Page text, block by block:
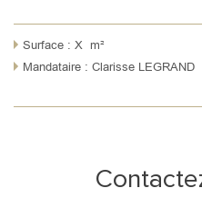
Surface : X m²
Mandataire : Clarisse LEGRAND